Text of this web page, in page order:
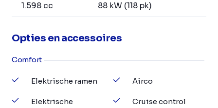
1.598 cc
88 kW (118 pk)
Opties en accessoires
Comfort
Elektrische ramen
Elektrische
Airco
Cruise control